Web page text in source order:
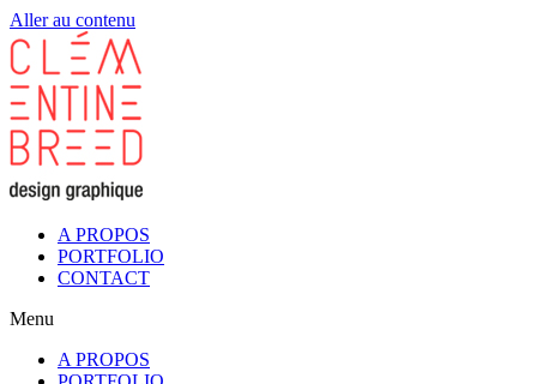
Aller au contenu
A PROPOS
PORTFOLIO
CONTACT
Menu
A PROPOS